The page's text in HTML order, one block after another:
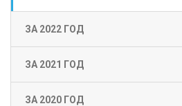
ЗА 2022 ГОД
ЗА 2021 ГОД
ЗА 2020 ГОД